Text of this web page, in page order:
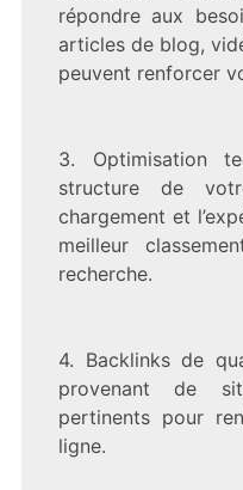
répondre aux
articles de blog,
peuvent renforcer
3. Optimisation
structure de
chargement et
meilleur
recherche.
4. Backlinks de
provenant de
pertinents pour
ligne.